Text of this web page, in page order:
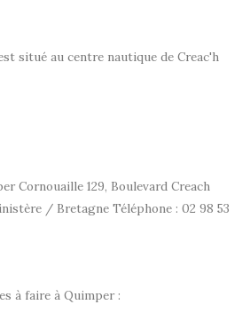
situé au centre nautique de Creac'h
Cornouaille 129, Boulevard Creach
/ Bretagne Téléphone : 02 98 53
à faire à Quimper :